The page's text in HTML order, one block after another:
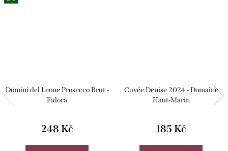
Domini del Leone Prosecco Brut -
Fidora
248 Kč
Cuvée Denise 2024 - Domaine
Haut-Marin
185 Kč